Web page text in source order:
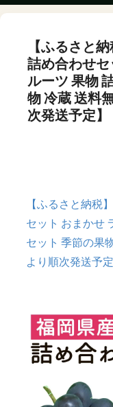
【ふるさと
詰め合わせセ
ルーツ 果物
物 冷蔵 送料
次発送予定】
【ふるさと納税
セット おまかせ
セット 季節の果
より順次発送予定